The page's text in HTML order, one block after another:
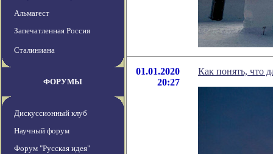
Альмагест
Запечатленная Россия
Сталиниана
ФОРУМЫ
Дискуссионный клуб
Научный форум
Форум "Русская идея"
01.01.2020
20:27
Как понять, что